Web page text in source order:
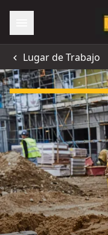
Lugar de Trabajo